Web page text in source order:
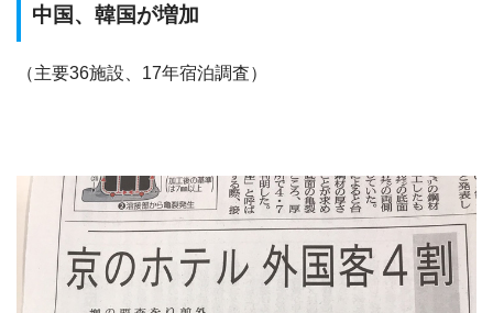
中国、韓国が増加
（主要36施設、17年宿泊調査）